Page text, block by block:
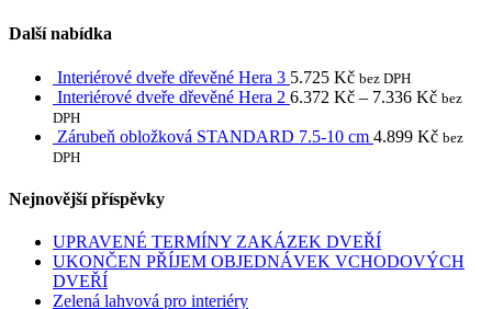
Další nabídka
Interiérové dveře dřevěné Hera 3 5.725 Kč bez DPH
Interiérové dveře dřevěné Hera 2 6.372 Kč – 7.336 Kč bez
DPH
Zárubeň obložková STANDARD 7.5-10 cm 4.899 Kč bez
DPH
Nejnovější příspěvky
UPRAVENÉ TERMÍNY ZAKÁZEK DVEŘÍ
UKONČEN PŘÍJEM OBJEDNÁVEK VCHODOVÝCH
DVEŘÍ
Zelená lahvová pro interiéry